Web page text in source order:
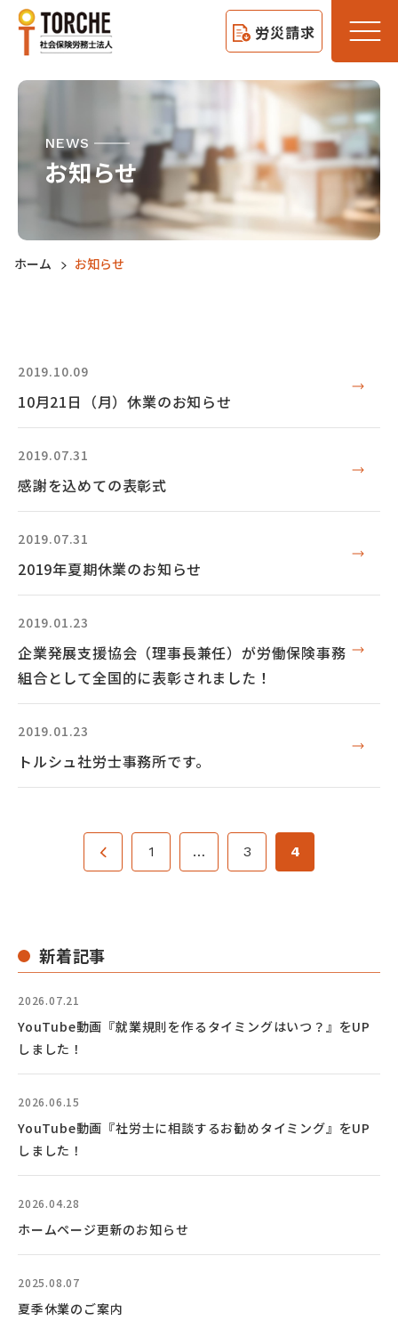
労災請求
NEWS
お知らせ
ホーム お知らせ
2019.10.09
10月21日（月）休業のお知らせ
2019.07.31
感謝を込めての表彰式
2019.07.31
2019年夏期休業のお知らせ
2019.01.23
企業発展支援協会（理事長兼任）が労働保険事務
組合として全国的に表彰されました！
2019.01.23
トルシュ社労士事務所です。
1 … 3 4
新着記事
2026.07.21
YouTube動画『就業規則を作るタイミングはいつ？』をUP
しました！
2026.06.15
YouTube動画『社労士に相談するお勧めタイミング』をUP
しました！
2026.04.28
ホームページ更新のお知らせ
2025.08.07
夏季休業のご案内